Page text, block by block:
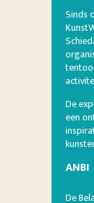
Sinds
De
een
ANBI
De